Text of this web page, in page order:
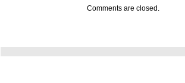
Comments are closed.